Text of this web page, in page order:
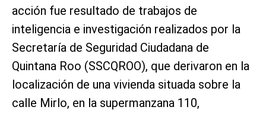
acción fue resultado de trabajos de
inteligencia e investigación realizados por la
Secretaría de Seguridad Ciudadana de
Quintana Roo (SSCQROO), que derivaron en la
localización de una vivienda situada sobre la
calle Mirlo, en la supermanzana 110,